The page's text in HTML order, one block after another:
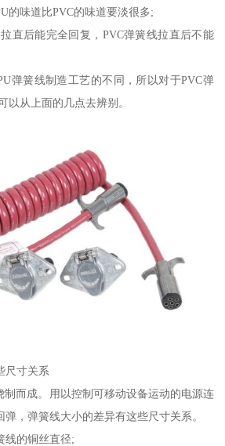
的味道比PVC的味道要淡很多;
直后能完全回复，PVC弹簧线拉直后不能
弹簧线制造工艺的不同，所以对于PVC弹
以从上面的几点去辨别。
尺寸关系
制而成。用以控制可移动设备运动的电源连
，弹簧线大小的差异有这些尺寸关系。
线的铜丝直径;